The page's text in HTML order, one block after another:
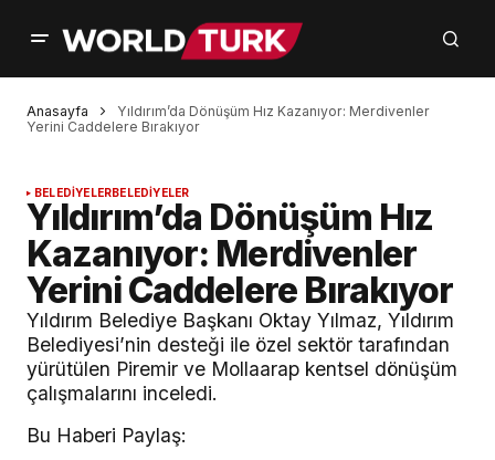
Anasayfa
Yıldırım’da Dönüşüm Hız Kazanıyor: Merdivenler
Yerini Caddelere Bırakıyor
BELEDİYELERBELEDİYELER
Yıldırım’da Dönüşüm Hız
Kazanıyor: Merdivenler
Yerini Caddelere Bırakıyor
Yıldırım Belediye Başkanı Oktay Yılmaz, Yıldırım
Belediyesi’nin desteği ile özel sektör tarafından
yürütülen Piremir ve Mollaarap kentsel dönüşüm
çalışmalarını inceledi.
Bu Haberi Paylaş: